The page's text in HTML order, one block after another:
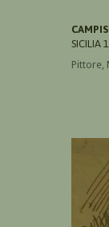
SICILIA
Pittore,